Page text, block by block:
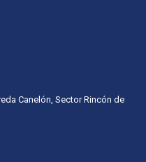
Canelón, Sector Rincón de